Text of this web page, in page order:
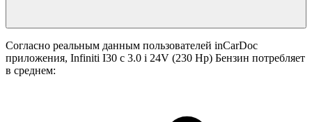
Согласно реальным данным пользователей inCarDoc
приложения, Infiniti I30 с 3.0 i 24V (230 Hp) Бензин потребляет
в среднем: